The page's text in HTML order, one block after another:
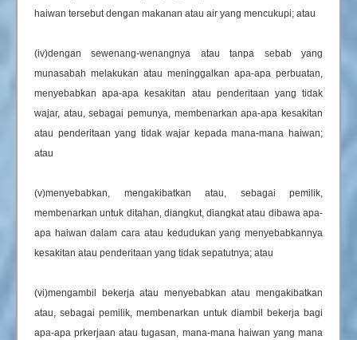
haiwan tersebut dengan makanan atau air yang mencukupi; atau
(iv)dengan sewenang-wenangnya atau tanpa sebab yang
munasabah melakukan atau meninggalkan apa-apa perbuatan,
menyebabkan apa-apa kesakitan atau penderitaan yang tidak
wajar, atau, sebagai pemunya, membenarkan apa-apa kesakitan
atau penderitaan yang tidak wajar kepada mana-mana haiwan;
atau
(v)menyebabkan, mengakibatkan atau, sebagai pemilik,
membenarkan untuk ditahan, diangkut, diangkat atau dibawa apa-
apa haiwan dalam cara atau kedudukan yang menyebabkannya
kesakitan atau penderitaan yang tidak sepatutnya; atau
(vi)mengambil bekerja atau menyebabkan atau mengakibatkan
atau, sebagai pemilik, membenarkan untuk diambil bekerja bagi
apa-apa prkerjaan atau tugasan, mana-mana haiwan yang mana